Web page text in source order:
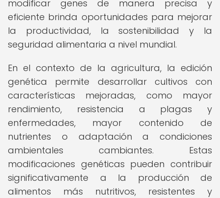
modificar genes de manera precisa y
eficiente brinda oportunidades para mejorar
la productividad, la sostenibilidad y la
seguridad alimentaria a nivel mundial.
En el contexto de la agricultura, la edición
genética permite desarrollar cultivos con
características mejoradas, como mayor
rendimiento, resistencia a plagas y
enfermedades, mayor contenido de
nutrientes o adaptación a condiciones
ambientales cambiantes. Estas
modificaciones genéticas pueden contribuir
significativamente a la producción de
alimentos más nutritivos, resistentes y